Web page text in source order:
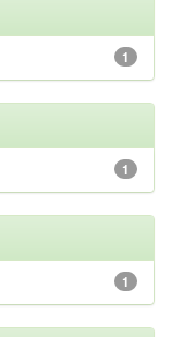
1
1
1